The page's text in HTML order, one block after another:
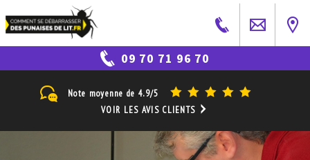
09 70 71 96 70
Note moyenne de 4.9/5
VOIR LES AVIS CLIENTS